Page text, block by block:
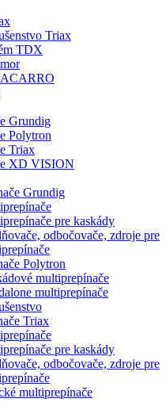
Triax
TDX
Grundig
Polytron
Triax
XD VISION
Grundig
pre kaskády
odbočovače, zdroje pre
Polytron
multiprepínače
multiprepínače
Triax
pre kaskády
odbočovače, zdroje pre
multiprepínače